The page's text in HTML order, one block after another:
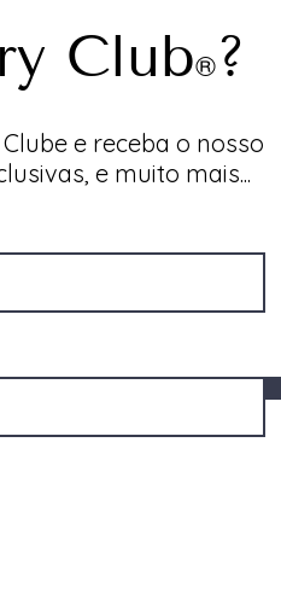
Club®?
e receba o nosso
e muito mais...